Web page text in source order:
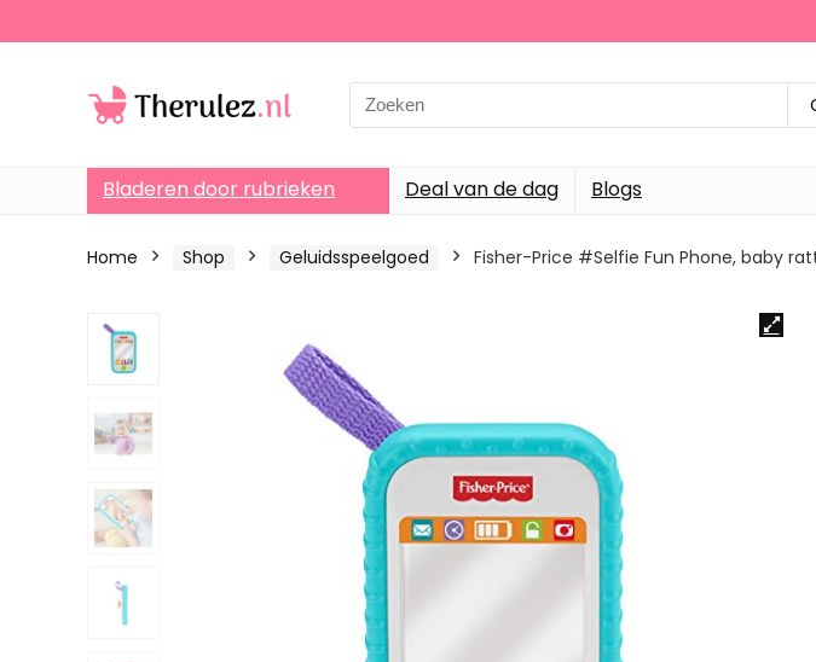
Search
for:
Bladeren door rubrieken Deal van de dag Blogs
Home Shop Geluidsspeelgoed Fisher-Price #Selfie Fun Phone, baby